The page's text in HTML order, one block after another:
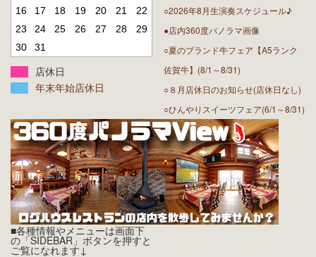
16
17 18 19 20 21
22
23
24 25 26 27 28
29
30
31
店休日
年末年始店休日
○2026年8月生演奏スケジュール♪
●店内360度パノラマ画像
○夏のブランド牛フェア【A5ランク
佐賀牛】(8/1～8/31)
○８月店休日のお知らせ(店休日なし)
○ひんやりスイーツフェア(6/1～8/31)
■各種情報やメニューは画面下
の「SIDEBAR」ボタンを押すと
ご覧になれます↓